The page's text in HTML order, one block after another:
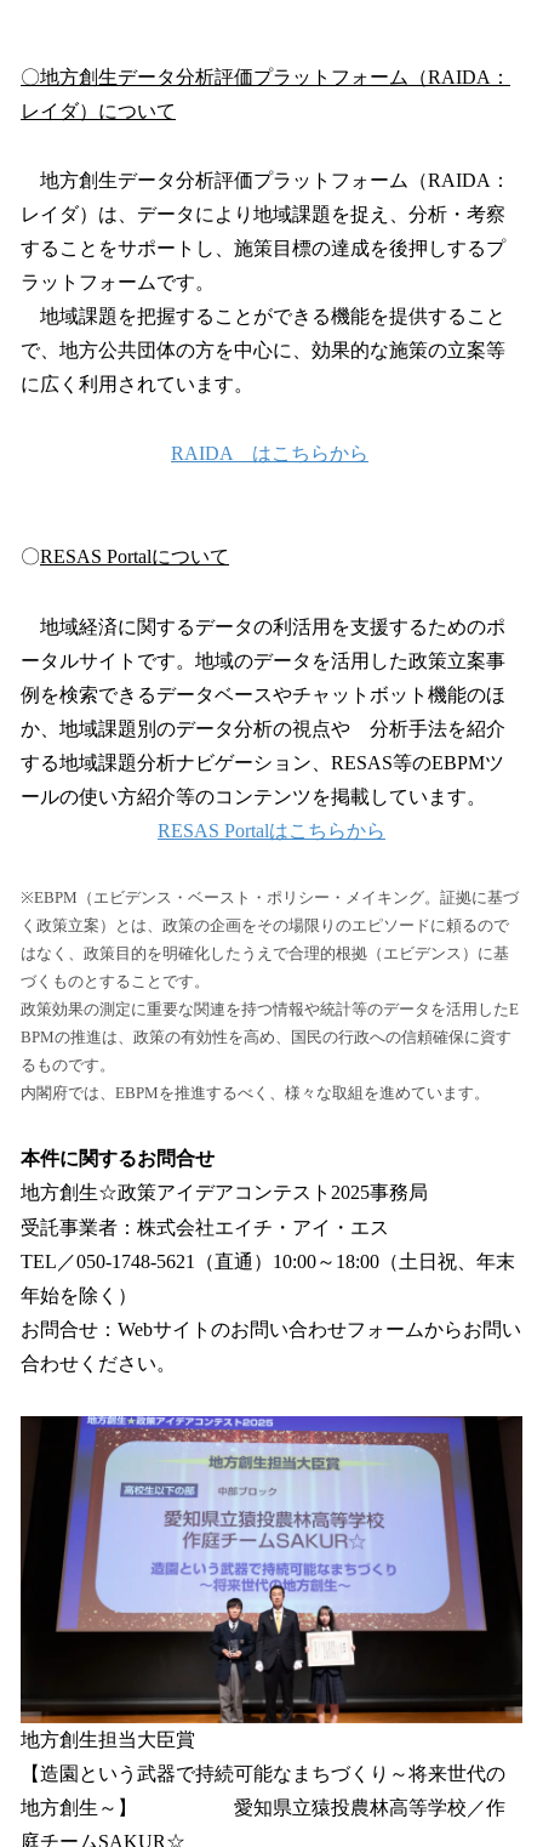
〇地方創生データ分析評価プラットフォーム（RAIDA：
レイダ）について
地方創生データ分析評価プラットフォーム（RAIDA：
レイダ）は、データにより地域課題を捉え、分析・考察
することをサポートし、施策目標の達成を後押しするプ
ラットフォームです。
地域課題を把握することができる機能を提供すること
で、地方公共団体の方を中心に、効果的な施策の立案等
に広く利用されています。
RAIDA はこちらから
〇RESAS Portalについて
地域経済に関するデータの利活用を支援するためのポ
ータルサイトです。地域のデータを活用した政策立案事
例を検索できるデータベースやチャットボット機能のほ
か、地域課題別のデータ分析の視点や 分析手法を紹介
する地域課題分析ナビゲーション、RESAS等のEBPMツ
ールの使い方紹介等のコンテンツを掲載しています。
RESAS Portalはこちらから
※EBPM（エビデンス・ベースト・ポリシー・メイキング。証拠に基づ
く政策立案）とは、政策の企画をその場限りのエピソードに頼るので
はなく、政策目的を明確化したうえで合理的根拠（エビデンス）に基
づくものとすることです。
政策効果の測定に重要な関連を持つ情報や統計等のデータを活用したE
BPMの推進は、政策の有効性を高め、国民の行政への信頼確保に資す
るものです。
内閣府では、EBPMを推進するべく、様々な取組を進めています。
本件に関するお問合せ
地方創生☆政策アイデアコンテスト2025事務局
受託事業者：株式会社エイチ・アイ・エス
TEL／050-1748-5621（直通）10:00～18:00（土日祝、年末
年始を除く）
お問合せ：Webサイトのお問い合わせフォームからお問い
合わせください。
地方創生担当大臣賞
【造園という武器で持続可能なまちづくり～将来世代の
地方創生～】 愛知県立猿投農林高等学校／作
庭チームSAKUR☆